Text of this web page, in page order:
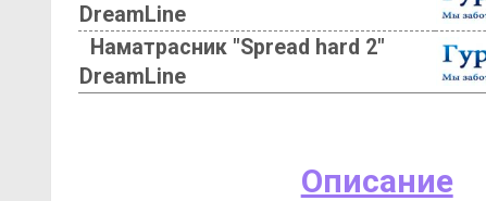
DreamLine
Наматрасник "Spread hard 2"
DreamLine
Описание